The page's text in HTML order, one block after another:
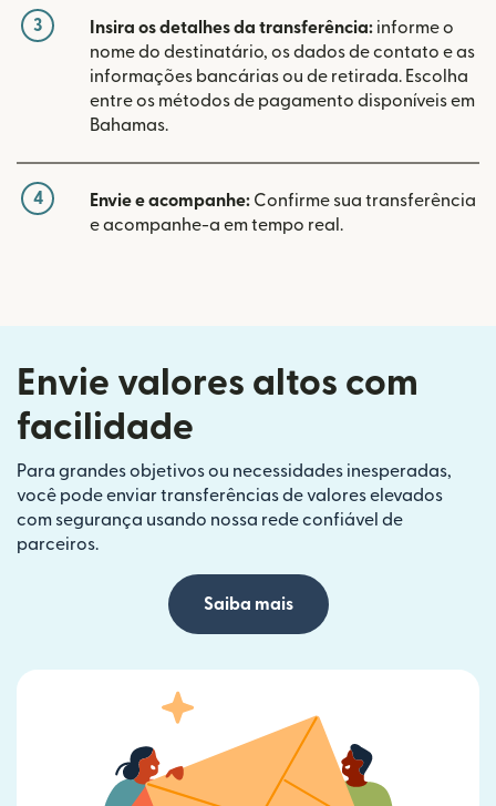
3 Insira os detalhes da transferência: informe o
nome do destinatário, os dados de contato e as
informações bancárias ou de retirada. Escolha
entre os métodos de pagamento disponíveis em
Bahamas.
4 Envie e acompanhe: Confirme sua transferência
e acompanhe-a em tempo real.
Envie valores altos com
facilidade
Para grandes objetivos ou necessidades inesperadas,
você pode enviar transferências de valores elevados
com segurança usando nossa rede confiável de
parceiros.
Saiba mais